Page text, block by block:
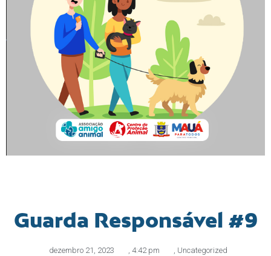
Guarda Responsável #9
dezembro 21, 2023 , 4:42 pm , Uncategorized